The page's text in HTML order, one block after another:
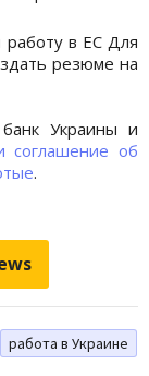
работу в ЕС Для
резюме на
Украины и
соглашение об
.
работа в Украине